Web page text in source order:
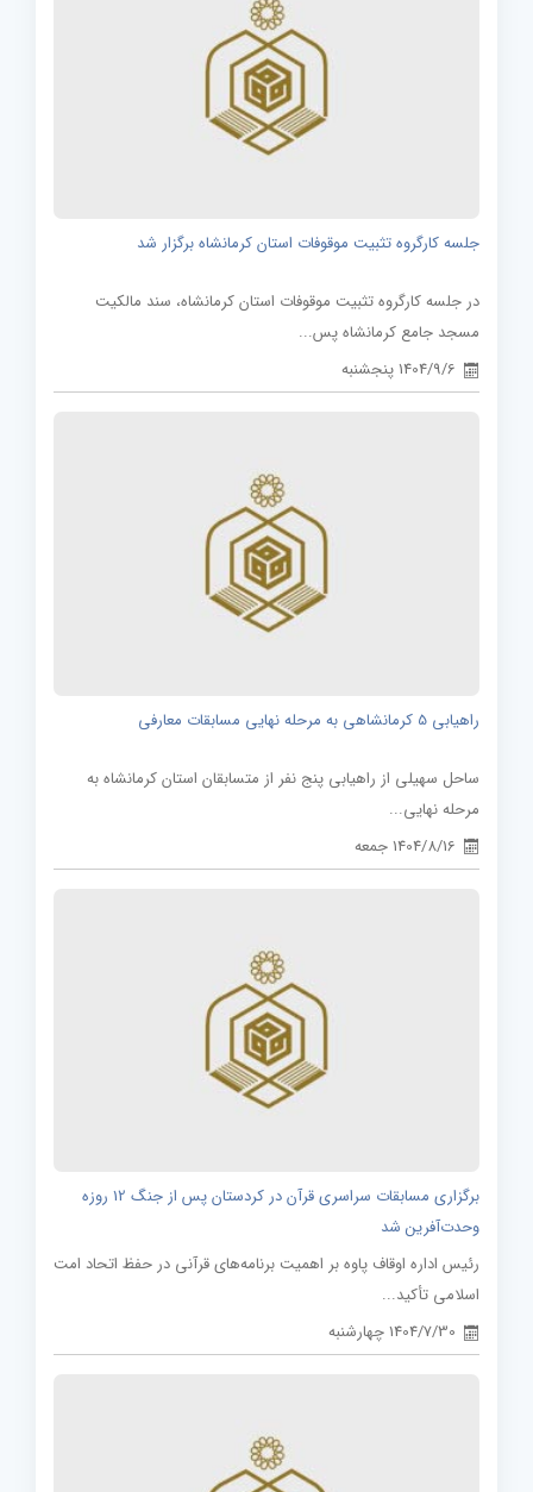
جلسه کارگروه تثبیت موقوفات استان کرمانشاه برگزار شد
در جلسه کارگروه تثبیت موقوفات استان کرمانشاه، سند مالکیت
مسجد جامع کرمانشاه پس...
1404/9/6 پنجشنبه
راهیابی 5 کرمانشاهی به مرحله نهایی مسابقات معارفی
ساحل سهیلی از راهیابی پنج نفر از متسابقان استان کرمانشاه به
مرحله نهایی...
1404/8/16 جمعه
برگزاری مسابقات سراسری قرآن در کردستان پس از جنگ 12 روزه
وحدت‌آفرین شد
رئیس اداره اوقاف پاوه بر اهمیت برنامه‌های قرآنی در حفظ اتحاد امت
اسلامی تأکید...
1404/7/30 چهارشنبه